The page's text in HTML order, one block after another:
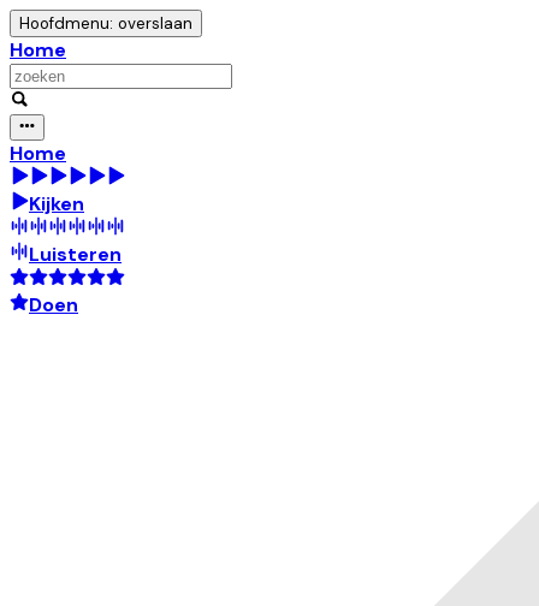
Hoofdmenu: overslaan
Home
Home
Kijken
Luisteren
Doen